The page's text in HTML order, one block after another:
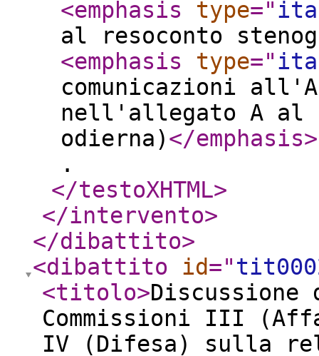
<emphasis
type="
al resoconto
<emphasis
type="
comunicazioni
nell'allegato A al
odierna)</emphasis>
.
</testoXHTML>
</intervento>
</dibattito>
<dibattito
id="
<titolo>
Commissioni III
IV (Difesa) sulla